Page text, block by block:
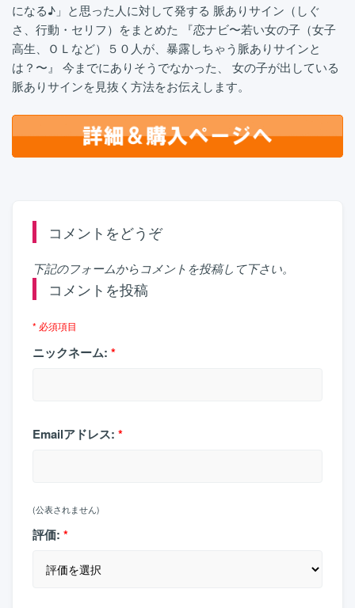
になる♪」と思った人に対して発する 脈ありサイン（しぐ
さ、行動・セリフ）をまとめた 『恋ナビ〜若い女の子（女子
高生、ＯＬなど）５０人が、暴露しちゃう脈ありサインと
は？〜』 今までにありそうでなかった、 女の子が出している
脈ありサインを見抜く方法をお伝えします。
コメントをどうぞ
下記のフォームからコメントを投稿して下さい。
コメントを投稿
* 必須項目
ニックネーム: *
Emailアドレス: *
(公表されません)
評価: *